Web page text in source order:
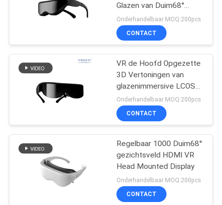
VERZOEK
CITAAT
SHOPPING
ONLINE
SITEMAP
PRIVACYBELEID
3D Slimme
Videoglazen
VR slimme Glazen
28
Glazen van Duim68°
gezichtsveld VR met
HDMI
Onderhandelbaar MOQ:200pcs
CONTACT
VR de Hoofd Opgezette
3D Vertoningen van
glazenimmersive LCOS
1280*720
Onderhandelbaar MOQ:200pcs
CONTACT
Regelbaar 1000 Duim68°
gezichtsveld HDMI VR
Head Mounted Display
Onderhandelbaar MOQ:200pcs
CONTACT